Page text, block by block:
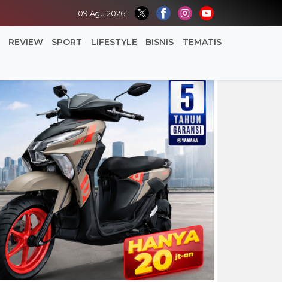
09 Agu 2026
REVIEW SPORT LIFESTYLE BISNIS TEMATIS